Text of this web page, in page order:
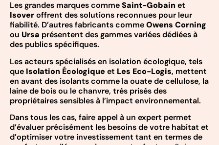
Les grandes marques commeSaint-Gobainet
Isoveroffrent des solutions reconnues pour leur
fiabilité. D’autres fabricants commeOwens Corning
ou Ursa présentent des gammes variées dédiées à
des publics spécifiques.
Les acteurs spécialisés en isolation écologique, tels
que Isolation Écologique et Les Eco-Logis, mettent
en avant des isolants comme la ouate de cellulose, la
laine de bois ou le chanvre, très prisés des
propriétaires sensibles à l’impact environnemental.
Dans tous les cas, faire appel à un expert permet
d’évaluer précisément les besoins de votre habitat et
d’optimiser votre investissement tant en termes de